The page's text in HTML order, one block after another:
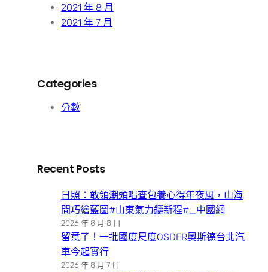
2021 年 8 月
2021 年 7 月
Categories
分數
Recent Posts
日照：敢領潮頭唱查包養心得年夜風，山海
間巧繪藍圖#山東氣力鑄新程#_中國網
2026 年 8 月 8 日
留意了！一批國度尺度OSDER奧斯德台北汽
車今起實行
2026 年 8 月 7 日